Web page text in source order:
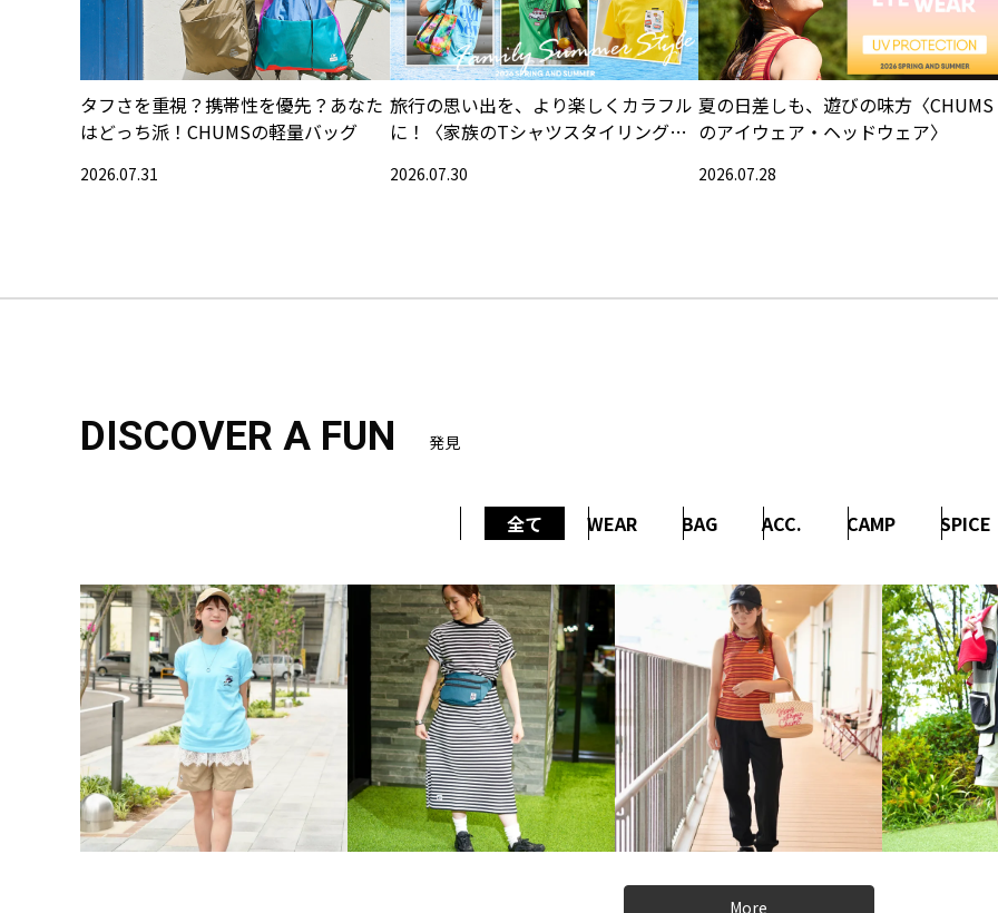
タフさを重視？携帯性を優先？あなた
はどっち派！CHUMSの軽量バッグ
2026.07.31
旅行の思い出を、より楽しくカラフル
に！〈家族のTシャツスタイリング特
2026.07.30
夏の日差しも、遊びの味方〈CHUMS
のアイウェア・ヘッドウェア〉
2026.07.28
DISCOVER A FUN 発見
全て WEAR BAG ACC. CAMP SPICE
More